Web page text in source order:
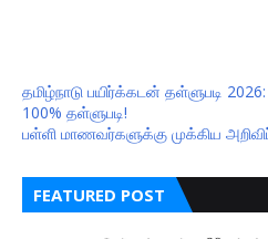
தமிழ்நாடு பயிர்க்கடன் தள்ளுபடி
100% தள்ளுபடி!
பள்ளி மாணவர்களுக்கு முக்கிய
FEATURED POST